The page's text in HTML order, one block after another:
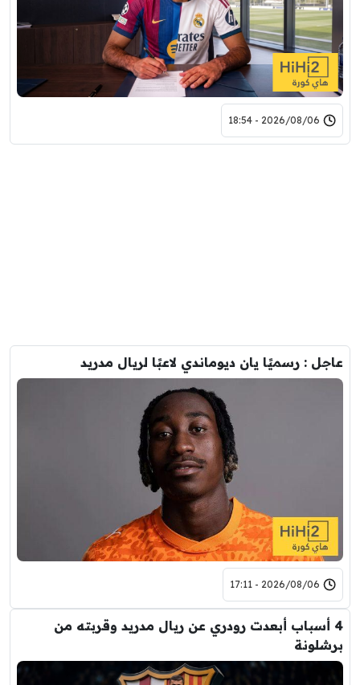
2026/08/06 - 18:54
عاجل : رسميًا يان ديوماندي لاعبًا لريال مدريد
2026/08/06 - 17:11
4 أسباب أبعدت رودري عن ريال مدريد وقربته من
برشلونة